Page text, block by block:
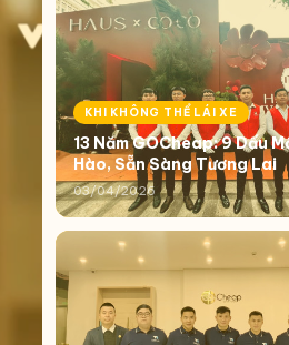
KHI KHÔNG THỂ LÁI XE
13 Năm GOCheap: 9 Dấu
Hào, Sẵn Sàng Tương Lai
03/04/2026